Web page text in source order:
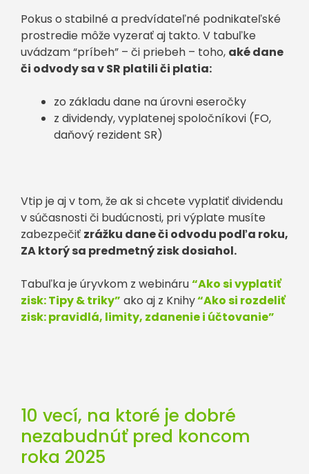
Pokus o stabilné a predvídateľné podnikateľské
prostredie môže vyzerať aj takto. V tabuľke
uvádzam “príbeh” – či priebeh – toho, aké dane
či odvody sa v SR platili či platia:
zo základu dane na úrovni eseročky
z dividendy, vyplatenej spoločníkovi (FO,
daňový rezident SR)
Vtip je aj v tom, že ak si chcete vyplatiť dividendu
v súčasnosti či budúcnosti, pri výplate musíte
zabezpečiť zrážku dane či odvodu podľa roku,
ZA ktorý sa predmetný zisk dosiahol.
Tabuľka je úryvkom z webináru“Ako si vyplatiť
zisk: Tipy & triky” ako aj z Knihy“Ako si rozdeliť
zisk: pravidlá, limity, zdanenie i účtovanie”
10 vecí, na ktoré je dobré
nezabudnúť pred koncom
roka 2025